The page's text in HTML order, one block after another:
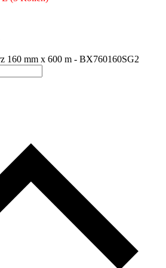
160 mm x 600 m - BX760160SG2